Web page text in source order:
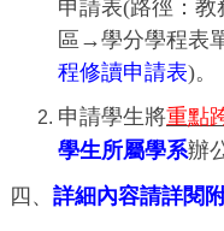
申請表(路徑：教
區 →學分學程表
程修讀申請表)。
申請學生將重點
學生所屬學系辦
四、 詳細內容請詳閱